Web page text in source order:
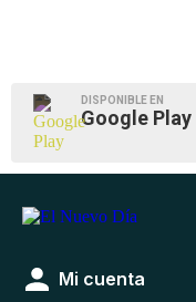
DISPONIBLE EN
Google Play
Mi cuenta